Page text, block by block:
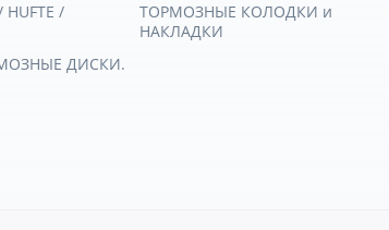
/
ДИСКИ.
ТОРМОЗНЫЕ КОЛОДКИ и
НАКЛАДКИ